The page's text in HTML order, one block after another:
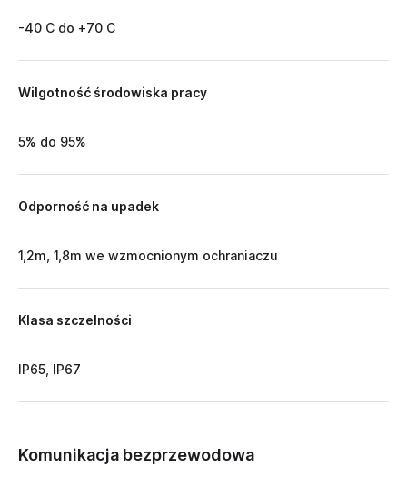
-40 C do +70 C
Wilgotność środowiska pracy
5% do 95%
Odporność na upadek
1,2m, 1,8m we wzmocnionym ochraniaczu
Klasa szczelności
IP65, IP67
Komunikacja bezprzewodowa